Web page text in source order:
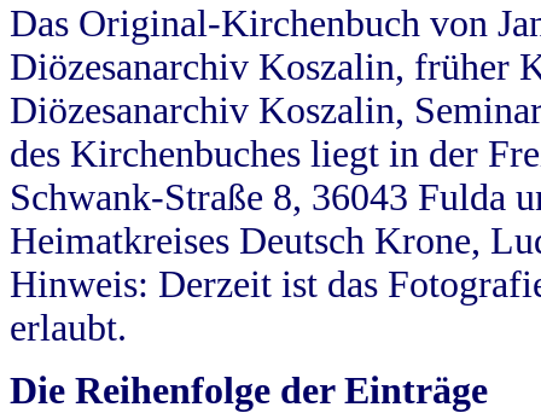
Das Original-Kirchenbuch von
Diözesanarchiv Koszalin, früher
Diözesanarchiv Koszalin,
des Kirchenbuches liegt in der
Schwank-Straße 8, 36043 Fulda
Heimatkreises Deutsch Krone,
Hinweis: Derzeit ist das
erlaubt.
Die Reihenfolge der Einträge